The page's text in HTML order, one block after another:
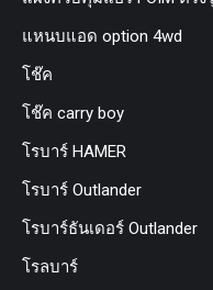
แหนบแอด option 4wd
โช๊ค
โช๊ค carry boy
โรบาร์ HAMER
โรบาร์ Outlander
โรบาร์ธันเดอร์ Outlander
โรลบาร์